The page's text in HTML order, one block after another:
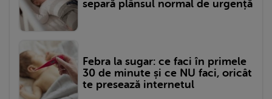
separă plânsul normal de urgență
Febra la sugar: ce faci în primele
30 de minute și ce NU faci, oricât
te presează internetul